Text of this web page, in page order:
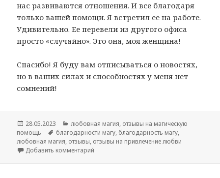
нас развиваются отношения. И все благодаря
только вашей помощи. Я встретил ее на работе.
Удивительно. Ее перевели из другого офиса
просто «случайно». Это она, моя женщина!
Спасибо! Я буду вам отписываться о новостях,
но в ваших силах и способностях у меня нет
сомнений!
Опубликовано
28.05.2023 Рубрики
любовная магия, отзывы на магическую
помощь
Метки
благодарности магу, благодарность магу,
любовная магия, отзывы, отзывы на привлечение любви
Добавить комментарий